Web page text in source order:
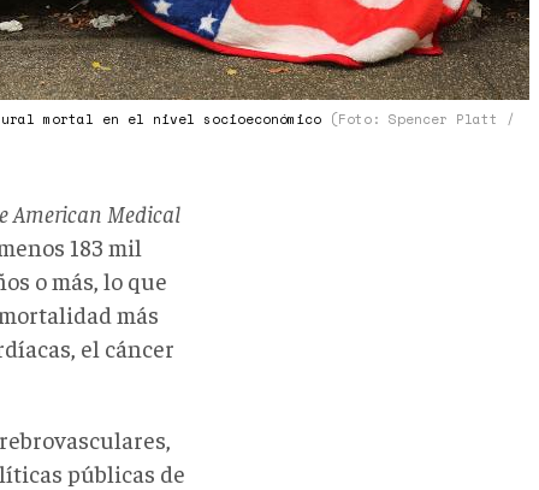
mortal en el nivel socioeconómico (Foto: Spencer Platt /
American Medical
183 mil
o más, lo que
más
el cáncer
públicas de